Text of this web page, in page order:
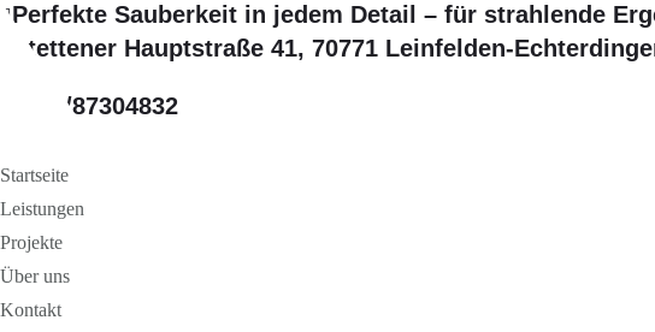
Perfekte Sauberkeit in jedem Detail – für strahlende
Stettener Hauptstraße 41, 70771 Leinfelden-
0176/87304832
Startseite
Leistungen
Projekte
Über uns
Kontakt